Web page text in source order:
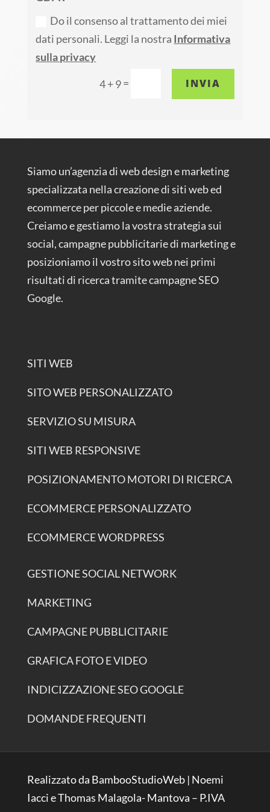
Do il consenso al trattamento dei miei
dati personali. Leggi la nostra Informativa
sulla privacy
4 + 9= INVIA
Siamo un’agenzia di web design e marketing
specializzata nella creazione di siti web ed
ecommerce per piccole e medie aziende.
Creiamo e gestiamo la vostra strategia sui
social, campagne pubblicitarie di marketing e
posizioniamo il vostro sito web nei primi
risultati di ricerca tramite campagne SEO
Google.
SITI WEB
SITO WEB PERSONALIZZATO
SERVIZIO SU MISURA
SITI WEB RESPONSIVE
POSIZIONAMENTO MOTORI DI RICERCA
ECOMMERCE PERSONALIZZATO
ECOMMERCE WORDPRESS
GESTIONE SOCIAL NETWORK
MARKETING
CAMPAGNE PUBBLICITARIE
GRAFICA FOTO E VIDEO
INDICIZZAZIONE SEO GOOGLE
DOMANDE FREQUENTI
Realizzato da BambooStudioWeb | Noemi
Iacci e Thomas Malagola- Mantova – P.IVA